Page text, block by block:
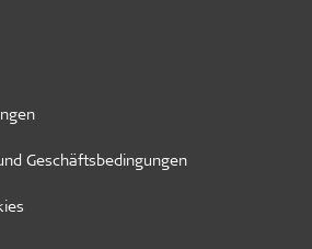
Geschäftsbedingungen